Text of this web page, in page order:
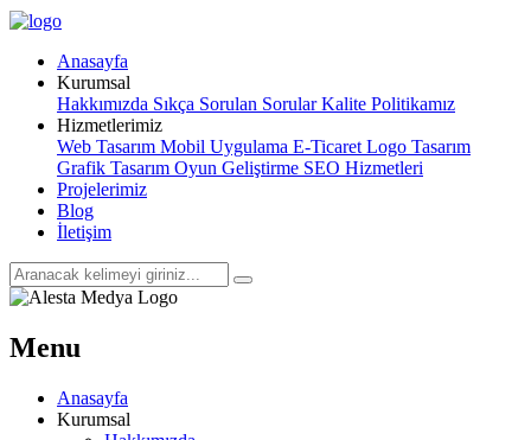
Anasayfa
Kurumsal
Hakkımızda Sıkça Sorulan SorularKalite Politikamız
Hizmetlerimiz
Web Tasarım Mobil Uygulama E-Ticaret Logo Tasarım
Grafik Tasarım Oyun Geliştirme SEO Hizmetleri
Projelerimiz
Blog
İletişim
Menu
Anasayfa
Kurumsal